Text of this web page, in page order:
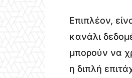
Επιπλέον,
κανάλι
μπορούν να
η διπλή